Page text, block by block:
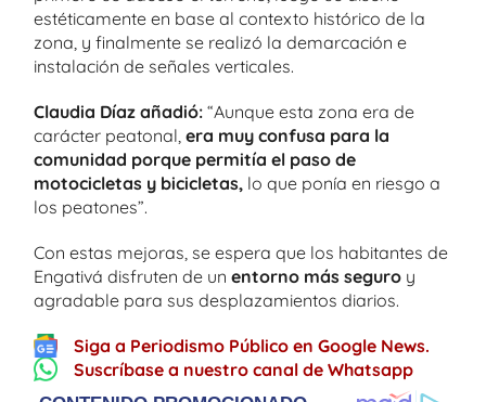
estéticamente en base al contexto histórico de la
zona, y finalmente se realizó la demarcación e
instalación de señales verticales.
Claudia Díaz añadió: “Aunque esta zona era de
carácter peatonal, era muy confusa para la
comunidad porque permitía el paso de
motocicletas y bicicletas, lo que ponía en riesgo a
los peatones”.
Con estas mejoras, se espera que los habitantes de
Engativá disfruten de un entorno más seguro y
agradable para sus desplazamientos diarios.
Siga a Periodismo Público en Google News.
Suscríbase a nuestro canal de Whatsapp